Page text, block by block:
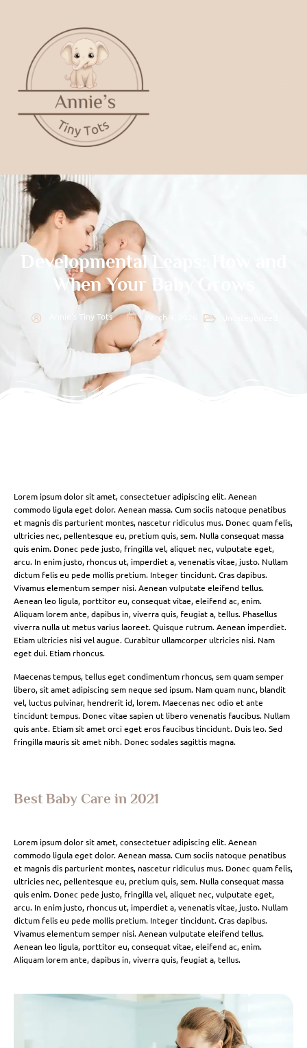
Developmental Leaps: How and
When Your Baby Grows
Annie's Tiny Tots March 4, 2026
Lorem ipsum dolor sit amet, consectetuer adipiscing elit. Aenean
commodo ligula eget dolor. Aenean massa. Cum sociis natoque penatibus
et magnis dis parturient montes, nascetur ridiculus mus. Donec quam felis,
ultricies nec, pellentesque eu, pretium quis, sem. Nulla consequat massa
quis enim. Donec pede justo, fringilla vel, aliquet nec, vulputate eget,
arcu. In enim justo, rhoncus ut, imperdiet a, venenatis vitae, justo. Nullam
dictum felis eu pede mollis pretium. Integer tincidunt. Cras dapibus.
Vivamus elementum semper nisi. Aenean vulputate eleifend tellus.
Aenean leo ligula, porttitor eu, consequat vitae, eleifend ac, enim.
Aliquam lorem ante, dapibus in, viverra quis, feugiat a, tellus. Phasellus
viverra nulla ut metus varius laoreet. Quisque rutrum. Aenean imperdiet.
Etiam ultricies nisi vel augue. Curabitur ullamcorper ultricies nisi. Nam
eget dui. Etiam rhoncus.
Maecenas tempus, tellus eget condimentum rhoncus, sem quam semper
libero, sit amet adipiscing sem neque sed ipsum. Nam quam nunc, blandit
vel, luctus pulvinar, hendrerit id, lorem. Maecenas nec odio et ante
tincidunt tempus. Donec vitae sapien ut libero venenatis faucibus. Nullam
quis ante. Etiam sit amet orci eget eros faucibus tincidunt. Duis leo. Sed
fringilla mauris sit amet nibh. Donec sodales sagittis magna.
Best Baby Care in 2021
Lorem ipsum dolor sit amet, consectetuer adipiscing elit. Aenean
commodo ligula eget dolor. Aenean massa. Cum sociis natoque penatibus
et magnis dis parturient montes, nascetur ridiculus mus. Donec quam felis,
ultricies nec, pellentesque eu, pretium quis, sem. Nulla consequat massa
quis enim. Donec pede justo, fringilla vel, aliquet nec, vulputate eget,
arcu. In enim justo, rhoncus ut, imperdiet a, venenatis vitae, justo. Nullam
dictum felis eu pede mollis pretium. Integer tincidunt. Cras dapibus.
Vivamus elementum semper nisi. Aenean vulputate eleifend tellus.
Aenean leo ligula, porttitor eu, consequat vitae, eleifend ac, enim.
Aliquam lorem ante, dapibus in, viverra quis, feugiat a, tellus.